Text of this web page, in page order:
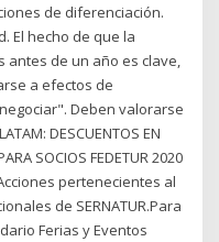
de diferenciación.
El hecho de que la
antes de un año es clave,
a efectos de
Deben valorarse
DESCUENTOS EN
SOCIOS FEDETUR 2020
pertenecientes al
de SERNATUR.Para
Ferias y Eventos